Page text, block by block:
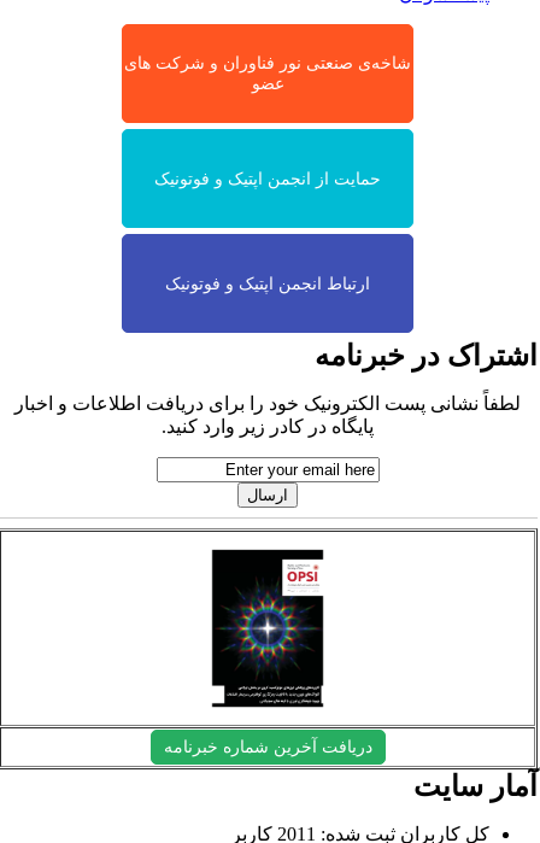
شاخه‌ی صنعتی نور فناوران و شرکت های
عضو
حمایت از انجمن اپتیک و فوتونیک
ارتباط انجمن اپتیک و فوتونیک
در خبرنامه
لطفاً نشانی پست الکترونیک خود را برای دریافت اطلاعات و اخبار
پایگاه در کادر زیر وارد کنید.
دریافت آخرین شماره خبرنامه
سایت
کل کاربران ثبت شده: 2011 کاربر